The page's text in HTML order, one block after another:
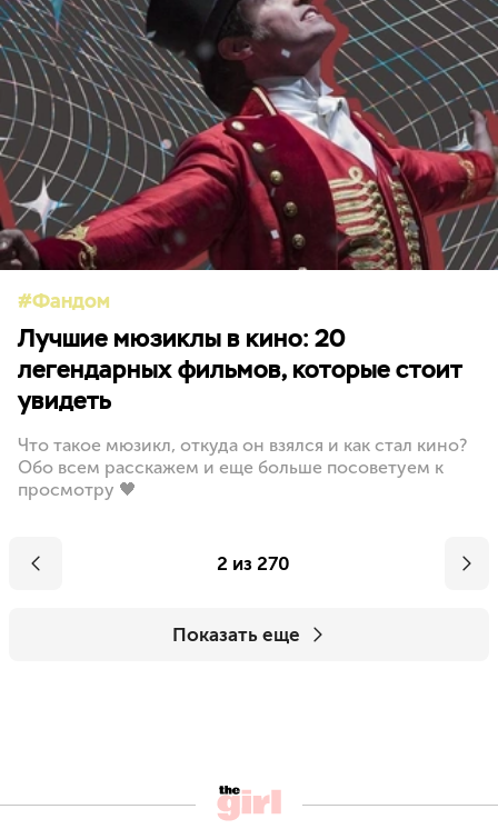
Фандом
Лучшие мюзиклы в кино: 20
легендарных фильмов, которые стоит
увидеть
Что такое мюзикл, откуда он взялся и как стал кино?
Обо всем расскажем и еще больше посоветуем к
просмотру 🖤
2 из 270
Показать еще